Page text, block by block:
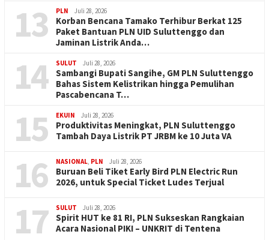
13 PLN Juli 28, 2026
Korban Bencana Tamako Terhibur Berkat 125
Paket Bantuan PLN UID Suluttenggo dan
Jaminan Listrik Anda…
14 SULUT Juli 28, 2026
Sambangi Bupati Sangihe, GM PLN Suluttenggo
Bahas Sistem Kelistrikan hingga Pemulihan
Pascabencana T…
15 EKUIN Juli 28, 2026
Produktivitas Meningkat, PLN Suluttenggo
Tambah Daya Listrik PT JRBM ke 10 Juta VA
16 NASIONAL, PLN Juli 28, 2026
Buruan Beli Tiket Early Bird PLN Electric Run
2026, untuk Special Ticket Ludes Terjual
17 SULUT Juli 28, 2026
Spirit HUT ke 81 RI, PLN Sukseskan Rangkaian
Acara Nasional PIKI – UNKRIT di Tentena